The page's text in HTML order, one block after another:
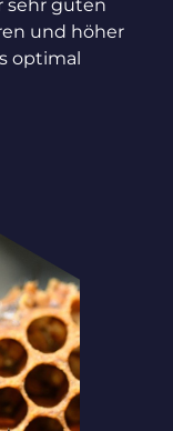
sehr guten
und höher
optimal